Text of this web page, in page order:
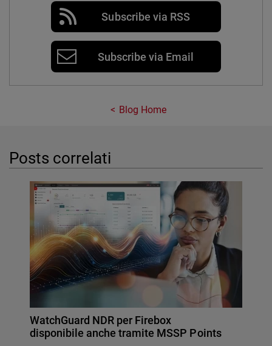
Subscribe via RSS
Subscribe via Email
Blog Home
Posts correlati
WatchGuard NDR per Firebox
disponibile anche tramite MSSP Points